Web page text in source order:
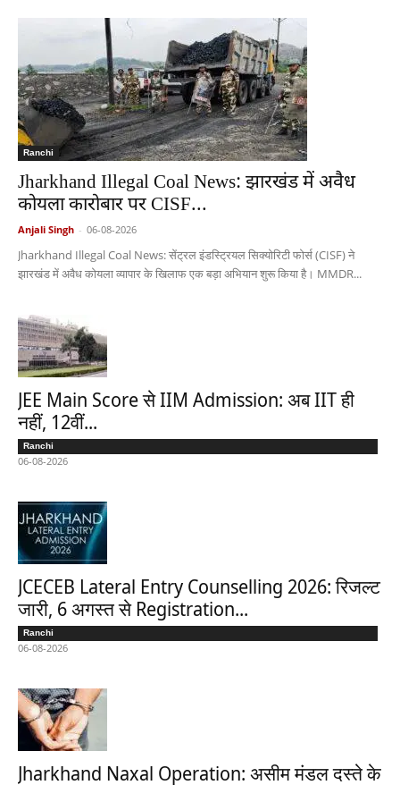
Ranchi
Jharkhand Illegal Coal News: झारखंड में अवैध
कोयला कारोबार पर CISF...
Anjali Singh - 06-08-2026
Jharkhand Illegal Coal News: सेंट्रल इंडस्ट्रियल सिक्योरिटी फोर्स (CISF) ने
झारखंड में अवैध कोयला व्यापार के खिलाफ एक बड़ा अभियान शुरू किया है। MMDR...
JEE Main Score से IIM Admission: अब IIT ही
नहीं, 12वीं...
Ranchi
06-08-2026
JCECEB Lateral Entry Counselling 2026: रिजल्ट
जारी, 6 अगस्त से Registration...
Ranchi
06-08-2026
Jharkhand Naxal Operation: असीम मंडल दस्ते के